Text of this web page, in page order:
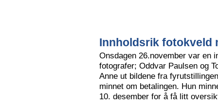
Innholdsrik fotokveld
Onsdagen 26.november var en
fotografer; Oddvar Paulsen og
Anne ut bildene fra
minnet om betalingen. Hun
10. desember for å få litt